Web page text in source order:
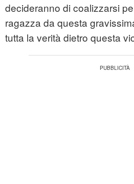
decideranno di coalizzarsi
ragazza da questa
tutta la verità dietro questa